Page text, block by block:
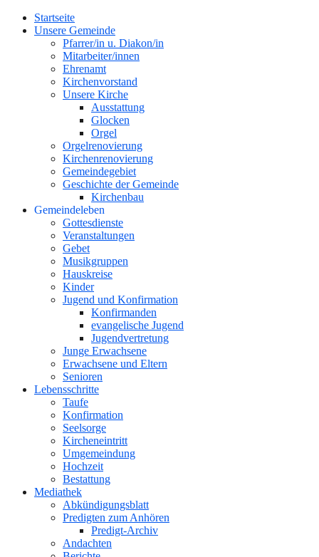
oben
Startseite
Unsere Gemeinde
Pfarrer/in u. Diakon/in
Mitarbeiter/innen
Ehrenamt
Kirchenvorstand
Unsere Kirche
Ausstattung
Glocken
Orgel
Orgelrenovierung
Kirchenrenovierung
Gemeindegebiet
Geschichte der Gemeinde
Kirchenbau
Gemeindeleben
Gottesdienste
Veranstaltungen
Gebet
Musikgruppen
Hauskreise
Kinder
Jugend und Konfirmation
Konfirmanden
evangelische Jugend
Jugendvertretung
Junge Erwachsene
Erwachsene und Eltern
Senioren
Lebensschritte
Taufe
Konfirmation
Seelsorge
Kircheneintritt
Umgemeindung
Hochzeit
Bestattung
Mediathek
Abkündigungsblatt
Predigten zum Anhören
Predigt-Archiv
Andachten